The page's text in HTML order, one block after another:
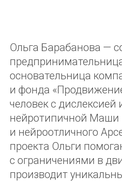
Ольга Барабанова —
основательница
и фонда
человек с
нейротипичной Маши
и нейроотличного
проекта Ольги
с ограничениями в
производит